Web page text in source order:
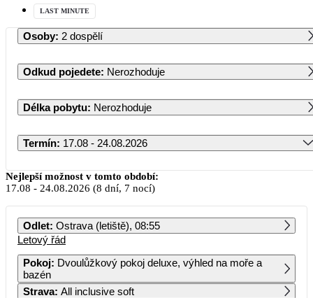
LAST MINUTE
Osoby: 2 dospělí
Odkud pojedete: Nerozhoduje
Délka pobytu: Nerozhoduje
Termín: 17.08 - 24.08.2026
Srpen 2026
PO ÚT ST ČT PÁ SO NE
3 4 5 6 7 8 9
Nejlepší možnost v tomto období:
17.08 - 24.08.2026 (8 dní, 7 nocí)
Odlet: Ostrava (letiště), 08:55
Letový řád
Pokoj: Dvoulůžkový pokoj deluxe, výhled na moře a
bazén
Strava: All inclusive soft